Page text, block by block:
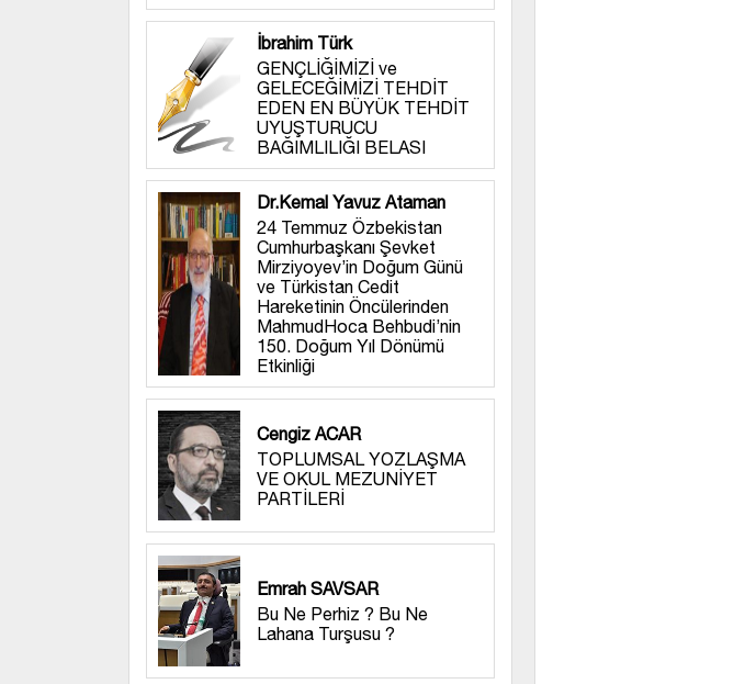
İbrahim Türk
GENÇLİĞİMİZİ ve
GELECEĞİMİZİ TEHDİT
EDEN EN BÜYÜK TEHDİT
UYUŞTURUCU
BAĞIMLILIĞI BELASI
Dr.Kemal Yavuz Ataman
24 Temmuz Özbekistan
Cumhurbaşkanı Şevket
Mirziyoyev’in Doğum Günü
ve Türkistan Cedit
Hareketinin Öncülerinden
MahmudHoca Behbudi’nin
150. Doğum Yıl Dönümü
Etkinliği
Cengiz ACAR
TOPLUMSAL YOZLAŞMA
VE OKUL MEZUNİYET
PARTİLERİ
Emrah SAVSAR
Bu Ne Perhiz ? Bu Ne
Lahana Turşusu ?